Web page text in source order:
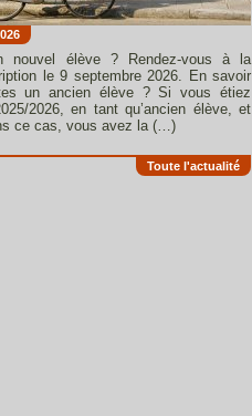
nouvel élève ? Rendez-vous à la
le 9 septembre 2026. En savoir
un ancien élève ? Si vous étiez
2026, en tant qu’ancien élève, et
ce cas, vous avez la (…)
Toute l'actualité